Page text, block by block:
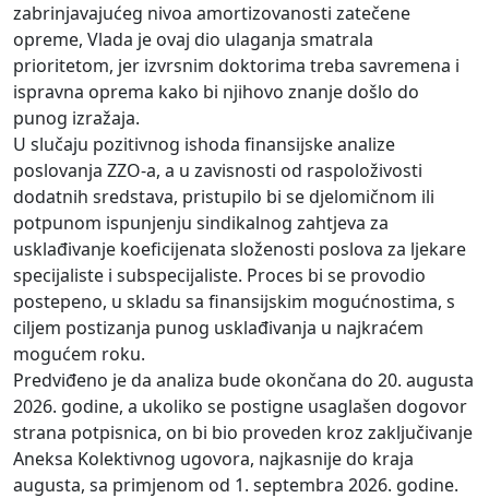
zabrinjavajućeg nivoa amortizovanosti zatečene
opreme, Vlada je ovaj dio ulaganja smatrala
prioritetom, jer izvrsnim doktorima treba savremena i
ispravna oprema kako bi njihovo znanje došlo do
punog izražaja.
U slučaju pozitivnog ishoda finansijske analize
poslovanja ZZO-a, a u zavisnosti od raspoloživosti
dodatnih sredstava, pristupilo bi se djelomičnom ili
potpunom ispunjenju sindikalnog zahtjeva za
usklađivanje koeficijenata složenosti poslova za ljekare
specijaliste i subspecijaliste. Proces bi se provodio
postepeno, u skladu sa finansijskim mogućnostima, s
ciljem postizanja punog usklađivanja u najkraćem
mogućem roku.
Predviđeno je da analiza bude okončana do 20. augusta
2026. godine, a ukoliko se postigne usaglašen dogovor
strana potpisnica, on bi bio proveden kroz zaključivanje
Aneksa Kolektivnog ugovora, najkasnije do kraja
augusta, sa primjenom od 1. septembra 2026. godine.